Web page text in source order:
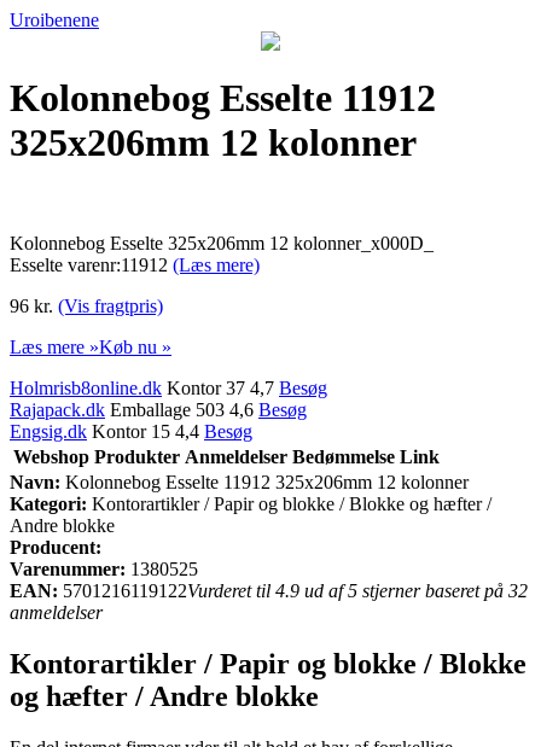
Uroibenene
Kolonnebog Esselte 11912
325x206mm 12 kolonner
Kolonnebog Esselte 325x206mm 12 kolonner_x000D_
Esselte varenr:11912 (Læs mere)
96 kr. (Vis fragtpris)
Læs mere »Køb nu »
Holmrisb8online.dk Kontor 37 4,7 Besøg
Rajapack.dk Emballage 503 4,6 Besøg
Engsig.dk Kontor 15 4,4 Besøg
Webshop Produkter Anmeldelser Bedømmelse Link
Navn: Kolonnebog Esselte 11912 325x206mm 12 kolonner
Kategori: Kontorartikler / Papir og blokke / Blokke og hæfter /
Andre blokke
Producent:
Varenummer: 1380525
EAN: 5701216119122Vurderet til 4.9 ud af 5 stjerner baseret på 32
anmeldelser
Kontorartikler / Papir og blokke / Blokke
og hæfter / Andre blokke